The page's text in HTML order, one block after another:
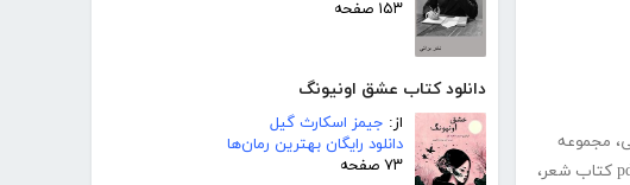
۱۵۳ صفحه
دانلود کتاب عشق اونیونگ
از: جیمز اسکارث گیل
دانلود رایگان بهترین رمان‌ها
۷۳ صفحه
، مجموعه
،